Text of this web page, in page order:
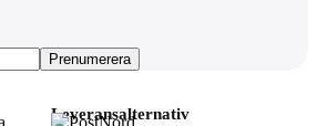
Leveransalternativ